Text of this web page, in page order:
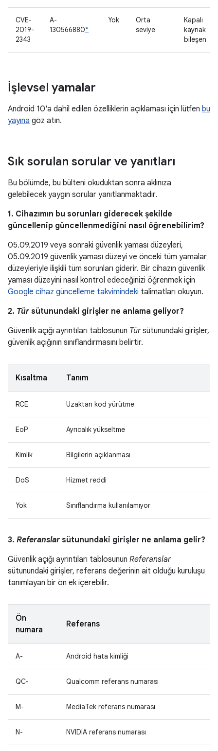
CVE-
2019-
2343
A-
130566880*
Yok
Orta
seviye
Kapalı
kaynak
bileşen
İşlevsel yamalar
Android 10'a dahil edilen özelliklerin açıklaması için lütfen bu
yayına göz atın.
Sık sorulan sorular ve yanıtları
Bu bölümde, bu bülteni okuduktan sonra aklınıza
gelebilecek yaygın sorular yanıtlanmaktadır.
1. Cihazımın bu sorunları giderecek şekilde
güncellenip güncellenmediğini nasıl öğrenebilirim?
05.09.2019 veya sonraki güvenlik yaması düzeyleri,
05.09.2019 güvenlik yaması düzeyi ve önceki tüm yamalar
düzeyleriyle ilişkili tüm sorunları giderir. Bir cihazın güvenlik
yaması düzeyini nasıl kontrol edeceğinizi öğrenmek için
Google cihaz güncelleme takvimindeki talimatları okuyun.
2. Tür sütunundaki girişler ne anlama geliyor?
Güvenlik açığı ayrıntıları tablosunun Türsütunundaki girişler,
güvenlik açığının sınıflandırmasını belirtir.
Kısaltma Tanım
RCE Uzaktan kod yürütme
EoP Ayrıcalık yükseltme
Kimlik Bilgilerin açıklanması
DoS Hizmet reddi
Yok Sınıflandırma kullanılamıyor
3. Referanslar sütunundaki girişler ne anlama gelir?
Güvenlik açığı ayrıntıları tablosunun Referanslar
sütunundaki girişler, referans değerinin ait olduğu kuruluşu
tanımlayan bir ön ek içerebilir.
Ön
numara
Referans
A- Android hata kimliği
QC- Qualcomm referans numarası
M- MediaTek referans numarası
N- NVIDIA referans numarası